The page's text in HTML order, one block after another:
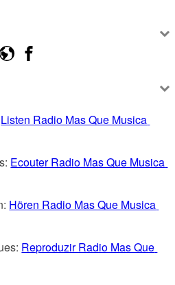
Listen Radio Mas Que Musica
Ecouter Radio Mas Que Musica
Hören Radio Mas Que Musica
Reproduzir Radio Mas Que